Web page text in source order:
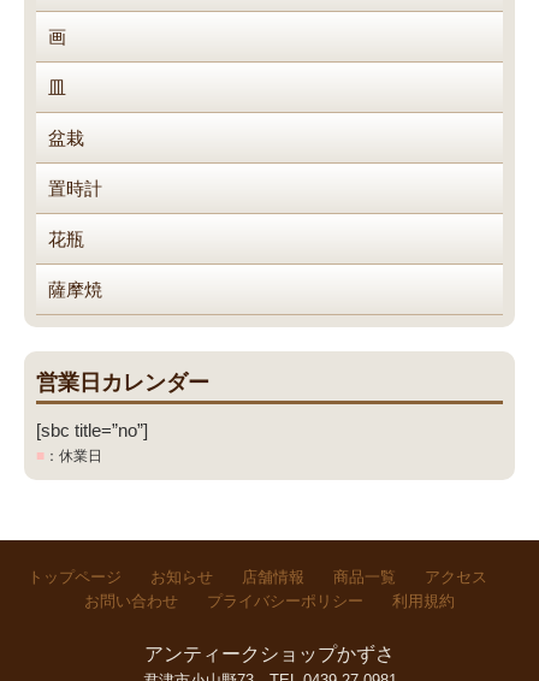
画
皿
盆栽
置時計
花瓶
薩摩焼
営業日カレンダー
[sbc title=”no”]
■ ：休業日
トップページ お知らせ 店舗情報 商品一覧
アクセス
お問い合わせ
プライバシーポリシー 利用規約
アンティークショップかずさ